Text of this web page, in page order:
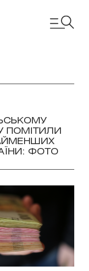
ПОМІТИЛИ
ФОТО